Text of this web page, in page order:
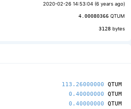
2020-02-26 14:53:04 (6 years ago)
4.00080366 QTUM
3128 bytes
113.26000000 QTUM
0.40000000 QTUM
0.40000000 QTUM